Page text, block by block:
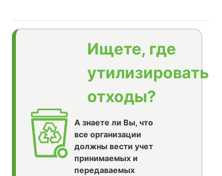
Ищете, где
утилизировать
отходы?
А знаете ли Вы, что
все организации
должны вести учет
принимаемых и
передаваемых